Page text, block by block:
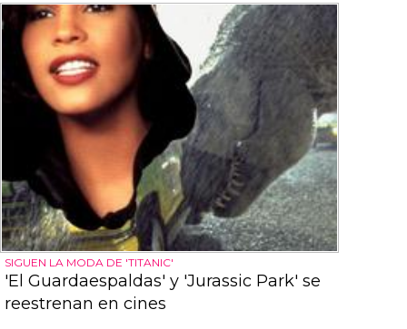
SIGUEN LA MODA DE 'TITANIC'
'El Guardaespaldas' y 'Jurassic Park' se
reestrenan en cines